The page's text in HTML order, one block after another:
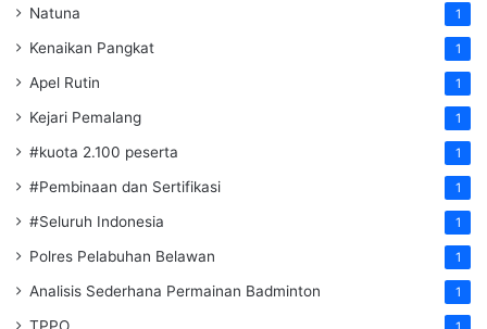
Natuna 1
Kenaikan Pangkat 1
Apel Rutin 1
Kejari Pemalang 1
#kuota 2.100 peserta 1
#Pembinaan dan Sertifikasi 1
#Seluruh Indonesia 1
Polres Pelabuhan Belawan 1
Analisis Sederhana Permainan Badminton 1